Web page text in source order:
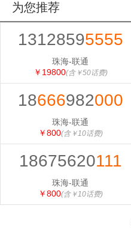
为您推荐
13128595555
珠海-联通
￥19800(含￥50话费)
18666982000
珠海-联通
￥800(含￥10话费)
18675620111
珠海-联通
￥800(含￥10话费)